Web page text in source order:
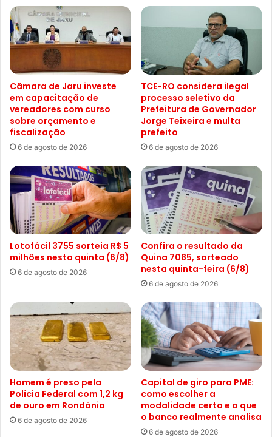
Câmara de Jaru investe
em capacitação de
vereadores com curso
sobre orçamento e
fiscalização
6 de agosto de 2026
TCE-RO considera ilegal
processo seletivo da
Prefeitura de Governador
Jorge Teixeira e multa
prefeito
6 de agosto de 2026
Lotofácil 3755 sorteia R$ 5
milhões nesta quinta (6/8)
6 de agosto de 2026
Confira o resultado da
Quina 7085, sorteado
nesta quinta-feira (6/8)
6 de agosto de 2026
Homem é preso pela
Polícia Federal com 1,2 kg
de ouro em Rondônia
6 de agosto de 2026
Capital de giro para PME:
como escolher a
modalidade certa e o que
o banco realmente analisa
6 de agosto de 2026